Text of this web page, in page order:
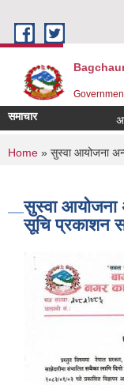
समाचार
You are
Home » सुस्वा आयोजना
सुस्वा आयोजना
सूचि प्रकाशन